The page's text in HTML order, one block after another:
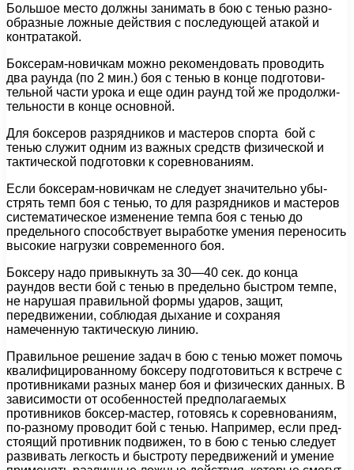
Большое место должны занимать в бою с тенью разно­
образные ложные действия с последующей атакой и
контратакой.
Боксерам-новичкам можно рекомендовать проводить
два раунда (по 2 мин.) боя с тенью в конце подготови­
тельной части урока и еще один раунд той же продолжи­
тельности в конце основной.
Для боксеров разрядников и мастеров спорта бой с
тенью служит одним из важных средств физической и
тактической подготовки к соревнованиям.
Если боксерам-новичкам не следует значительно убы­
стрять темп боя с тенью, то для разрядников и мастеров
систематическое изменение темпа боя с тенью до
предель­ного способствует выработке умения переносить
высокие нагрузки современного боя.
Боксеру надо привыкнуть за 30—40 сек. до конца
раундов вести бой с тенью в предельно быстром темпе,
не нарушая правильной формы ударов, защит,
передвиже­нии, соблюдая дыхание и сохраняя
намеченную такти­ческую линию.
Правильное решение задач в бою с тенью может по­мочь
квалифицированному боксеру подготовиться к встре­че с
противниками разных манер боя и физических дан­ных. В
зависимости от особенностей предполагаемых
противников боксер-мастер, готовясь к соревнованиям,
по-разному проводит бой с тенью. Например, если пред­
стоящий противник подвижен, то в бою с тенью следует
развивать легкость и быстроту передвижений и умение